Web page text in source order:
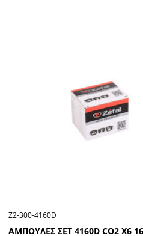
ΑΜΠΟΥΛΕΣ ΣΕΤ 4160D CΟ2 Χ6
Ζ2-300-4160D